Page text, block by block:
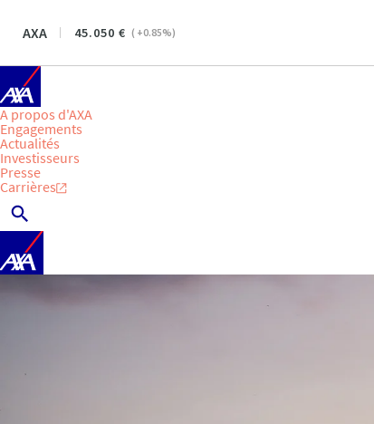
AXA 45.050 ( +0.85%)
A propos d'AXA
Engagements
Actualités
Investisseurs
Presse
Carrières